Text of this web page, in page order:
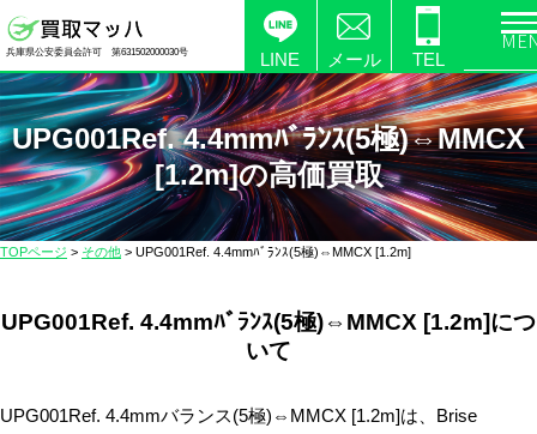
製
品
の
高
価
買
ら
マ
兵庫県公安委員会許可 第631502000030号 LINE メール TEL
UPG001Ref. 4.4mmﾊﾞﾗﾝｽ(5極)⇔MMCX
[1.2m]の高価買取
TOPページ > その他 > UPG001Ref. 4.4mmﾊﾞﾗﾝｽ(5極)⇔MMCX [1.2m]
UPG001Ref. 4.4mmﾊﾞﾗﾝｽ(5極)⇔MMCX [1.2m]につ
いて
UPG001Ref. 4.4mmバランス(5極)⇔MMCX [1.2m]は、Brise